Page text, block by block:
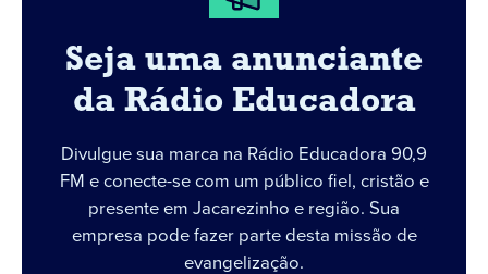
Seja uma anunciante
da Rádio Educadora
Divulgue sua marca na Rádio Educadora 90,9
FM e conecte-se com um público fiel, cristão e
presente em Jacarezinho e região. Sua
empresa pode fazer parte desta missão de
evangelização.